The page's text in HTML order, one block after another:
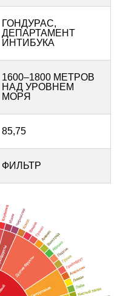
ГОНДУРАС,
ДЕПАРТАМЕНТ
ИНТИБУКА
1600–1800 МЕТРОВ
НАД УРОВНЕМ
МОРЯ
85,75
ФИЛЬТР